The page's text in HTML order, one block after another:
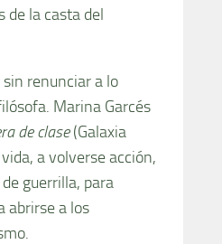
de la casta del
renunciar a lo
Marina Garcés
de clase(Galaxia
a volverse acción,
guerrilla, para
abrirse a los